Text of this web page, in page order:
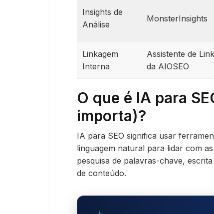
Insights de
Análise
MonsterInsights
Linkagem
Interna
Assistente de
da AIOSEO
O que é IA para
importa)?
IA para SEO significa usar
linguagem natural para lidar com
pesquisa de palavras-chave,
de conteúdo.